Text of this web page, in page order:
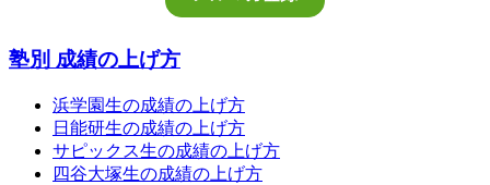
塾別 成績の上げ方
浜学園生の成績の上げ方
日能研生の成績の上げ方
サピックス生の成績の上げ方
四谷大塚生の成績の上げ方